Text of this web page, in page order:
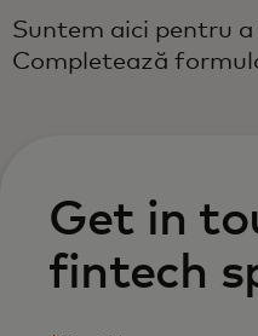
Știri și tendințe
Suntem aici pentru
Completează
Get in
fintech